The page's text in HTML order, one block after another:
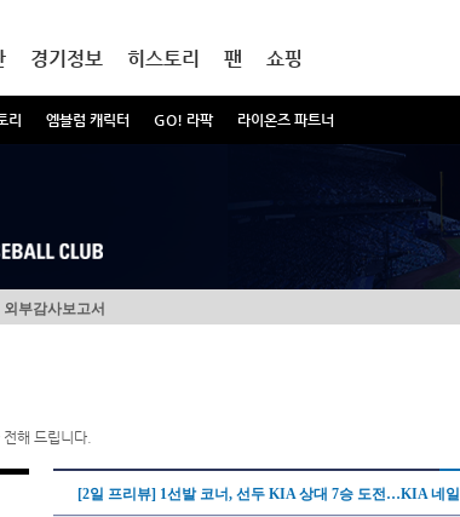
리 엠블럼 캐릭터 GO! 라팍 라이온즈 파트너
경기정보 히스토리 팬 쇼핑
외부감사보고서
해 드립니다.
[2일 프리뷰] 1선발 코너, 선두 KIA 상대 7승 도전…KIA 네일